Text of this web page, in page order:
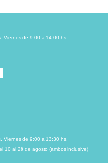
Viernes de 9:00 a 14:00 hs.
Viernes de 9:00 a 13:30 hs.
10 al 28 de agosto (ambos inclusive)